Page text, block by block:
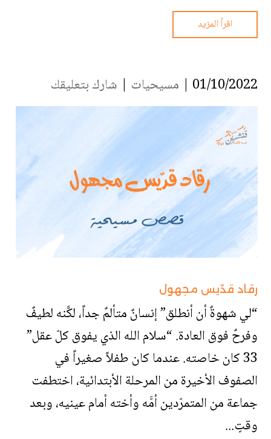
اقرأ المزيد
01/10/2022 | مسيحيات | شارك بتعليقك
رقاد قدّيس مجهول
“لي شهوةٌ أن أنطلق” إنسانٌ متألمٌ جداً، لكَّنه لطيفٌ
وفرحٌ فوق العادة. “سلام الله الذي يفوق كلّ عقل”
33 كان خاصته. عندما كان طفلاً صغيراً في
الصفوف الأخيرة من المرحلة الأبتدائية، اختطفت
جماعة من المتمرّدين أمَّه وأخته أمام عينيه، وبعد
وقتٍ...